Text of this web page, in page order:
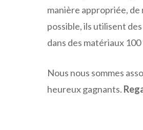
manière appropriée, de
possible, ils utilisent
dans des matériaux
Nous nous sommes
heureux gagnants.